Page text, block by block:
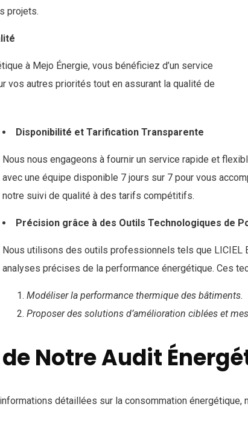
projets.
à Mejo Énergie, vous bénéficiez d’un service
vos autres priorités tout en assurant la qualité de
Disponibilité et Tarification Transparente
Nous nous engageons à fournir un service rapide et
avec une équipe disponible 7 jours sur 7 pour vous
notre suivi de qualité à des tarifs compétitifs.
Précision grâce à des Outils Technologiques de
Nous utilisons des outils professionnels tels que LICIEL
analyses précises de la performance énergétique. Ces
Modéliser la performance thermique des bâtiments.
Proposer des solutions d’amélioration ciblées et
de Notre Audit
détaillées sur la consommation